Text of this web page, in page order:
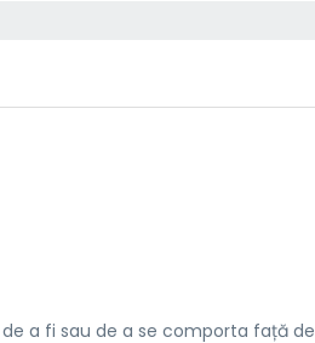
a fi sau de a se comporta față de